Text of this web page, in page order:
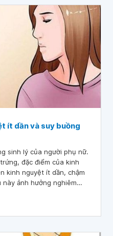
ít dần và suy buồng
sinh lý của người phụ nữ.
đặc điểm của kinh
kinh nguyệt ít dần, chậm
ảnh hưởng nghiêm
phụ nữ.